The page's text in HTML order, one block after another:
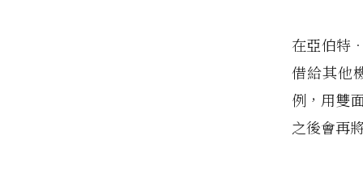
在亞伯特
借給其他
例，用雙
之後會再